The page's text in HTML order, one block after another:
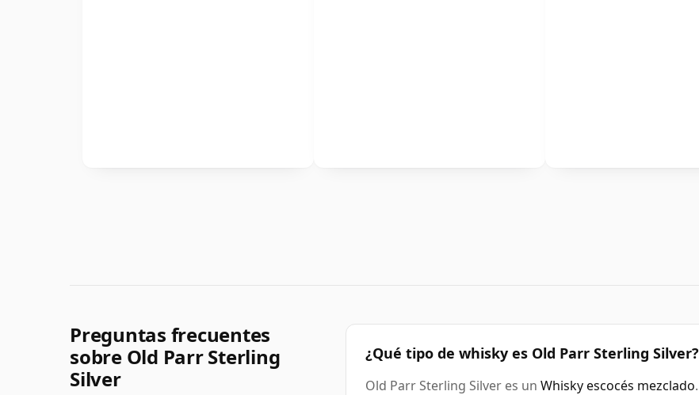
Preguntas frecuentes
sobre Old Parr Sterling
Silver
¿Qué tipo de whisky es Old Parr Sterling Silver?
Old Parr Sterling Silver es un Whisky escocés mezclado.